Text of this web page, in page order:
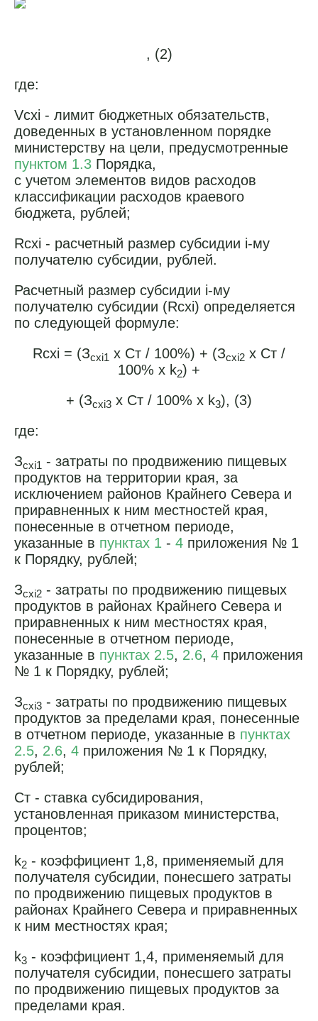
, (2)
где:
Vcxi - лимит бюджетных обязательств,
доведенных в установленном порядке
министерству на цели, предусмотренные
пунктом 1.3 Порядка,
с учетом элементов видов расходов
классификации расходов краевого
бюджета, рублей;
Rcxi - расчетный размер субсидии i-му
получателю субсидии, рублей.
Расчетный размер субсидии i-му
получателю субсидии (Rсхi) определяется
по следующей формуле:
Rcxi = (Зcxi1 x Ст / 100%) + (Зcxi2 x Ст /
100% x k2) +
+ (Зcxi3 x Ст / 100% x k3), (3)
где:
Зcxi1 - затраты по продвижению пищевых
продуктов на территории края, за
исключением районов Крайнего Севера и
приравненных к ним местностей края,
понесенные в отчетном периоде,
указанные в пунктах 1 - 4 приложения № 1
к Порядку, рублей;
Зcxi2 - затраты по продвижению пищевых
продуктов в районах Крайнего Севера и
приравненных к ним местностях края,
понесенные в отчетном периоде,
указанные в пунктах 2.5, 2.6, 4 приложения
№ 1 к Порядку, рублей;
Зcxi3 - затраты по продвижению пищевых
продуктов за пределами края, понесенные
в отчетном периоде, указанные в пунктах
2.5, 2.6, 4 приложения № 1 к Порядку,
рублей;
Ст - ставка субсидирования,
установленная приказом министерства,
процентов;
k2 - коэффициент 1,8, применяемый для
получателя субсидии, понесшего затраты
по продвижению пищевых продуктов в
районах Крайнего Севера и приравненных
к ним местностях края;
k3 - коэффициент 1,4, применяемый для
получателя субсидии, понесшего затраты
по продвижению пищевых продуктов за
пределами края.